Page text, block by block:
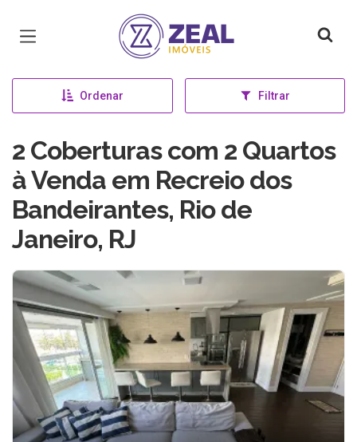
Página inicial
Ordenar Filtrar
2 Coberturas com 2 Quartos
à Venda em Recreio dos
Bandeirantes, Rio de
Janeiro, RJ